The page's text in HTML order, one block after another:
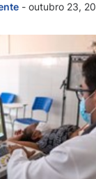
- outubro 23,